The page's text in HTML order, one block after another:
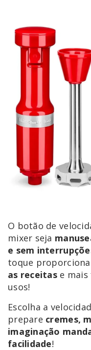
O botão de
mixer seja
e sem
toque
as receitase mais
usos!
Escolha a
prepare cremes,
imaginação
facilidade!